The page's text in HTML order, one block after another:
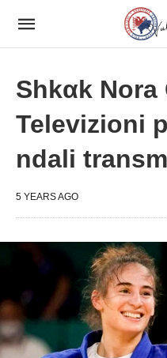
Shkαk Nora
Televizioni
ndali
5 YEARS AGO